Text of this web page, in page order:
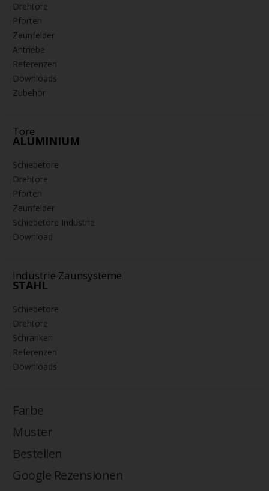
Drehtore
Pforten
Zaunfelder
Antriebe
Referenzen
Downloads
Zubehör
Tore
ALUMINIUM
Schiebetore
Drehtore
Pforten
Zaunfelder
Schiebetore Industrie
Download
Industrie Zaunsysteme
STAHL
Schiebetore
Drehtore
Schranken
Referenzen
Downloads
Farbe
Muster
Bestellen
Google Rezensionen